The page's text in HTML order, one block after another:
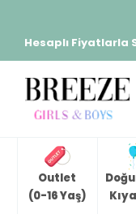
Hesaplı Fiyatlarla
Outlet
(0-16 Yaş)